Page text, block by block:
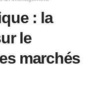
: la
le
marchés